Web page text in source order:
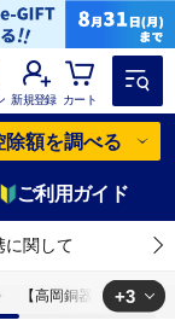
新規登録 カート
除額を調べる
ご利用ガイド
に関して
【高岡銅器】KISEN
+3